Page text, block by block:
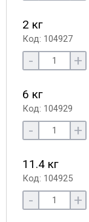
2 кг
Код: 104927
- +
6 кг
Код: 104929
- +
11.4 кг
Код: 104925
- +